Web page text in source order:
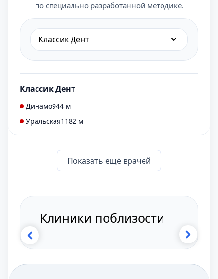
по специально разработанной методике.
Классик Дент
Классик Дент
Динамо944 м
Уральская1182 м
Показать eщё врачей
Клиники поблизости